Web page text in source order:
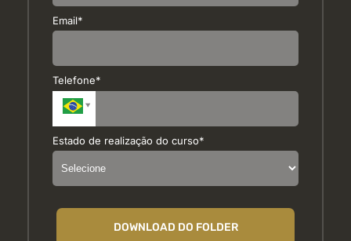
Email*
Telefone*
Estado de realização do curso*
DOWNLOAD DO FOLDER